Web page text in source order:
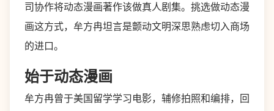
司协作将动态漫画著作该做真人剧集。挑选做动态漫
画这方式，牟方冉坦言是颤动文明深思熟虑切入商场
的进口。
始于动态漫画
牟方冉曾于美国留学学习电影，辅修拍照和编排，回